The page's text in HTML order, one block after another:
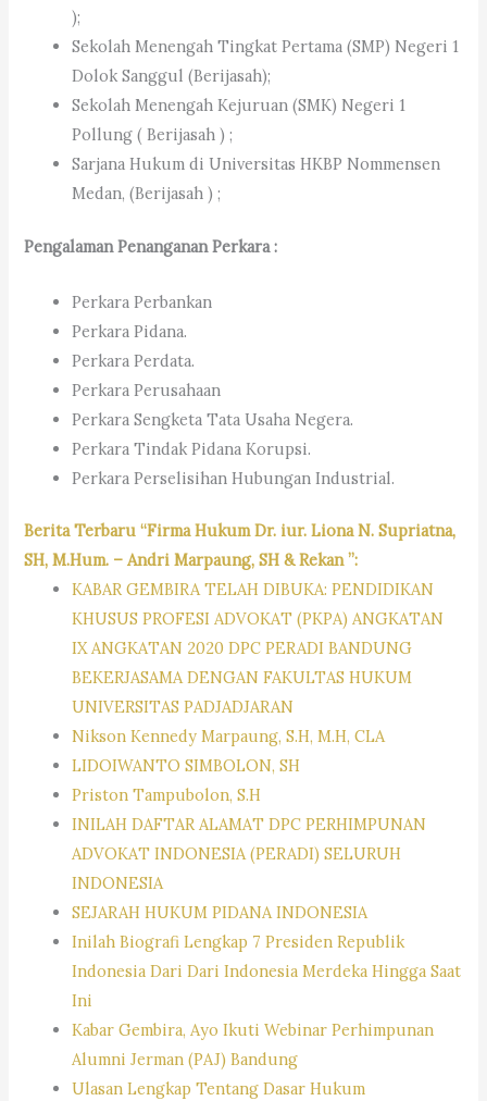
);
Sekolah Menengah Tingkat Pertama (SMP) Negeri 1
Dolok Sanggul (Berijasah);
Sekolah Menengah Kejuruan (SMK) Negeri 1
Pollung ( Berijasah ) ;
Sarjana Hukum di Universitas HKBP Nommensen
Medan, (Berijasah ) ;
Pengalaman Penanganan Perkara :
Perkara Perbankan
Perkara Pidana.
Perkara Perdata.
Perkara Perusahaan
Perkara Sengketa Tata Usaha Negera.
Perkara Tindak Pidana Korupsi.
Perkara Perselisihan Hubungan Industrial.
Berita Terbaru “Firma Hukum Dr. iur. Liona N. Supriatna,
SH, M.Hum. – Andri Marpaung, SH & Rekan ”:
KABAR GEMBIRA TELAH DIBUKA: PENDIDIKAN
KHUSUS PROFESI ADVOKAT (PKPA) ANGKATAN
IX ANGKATAN 2020 DPC PERADI BANDUNG
BEKERJASAMA DENGAN FAKULTAS HUKUM
UNIVERSITAS PADJADJARAN
Nikson Kennedy Marpaung, S.H, M.H, CLA
LIDOIWANTO SIMBOLON, SH
Priston Tampubolon, S.H
INILAH DAFTAR ALAMAT DPC PERHIMPUNAN
ADVOKAT INDONESIA (PERADI) SELURUH
INDONESIA
SEJARAH HUKUM PIDANA INDONESIA
Inilah Biografi Lengkap 7 Presiden Republik
Indonesia Dari Dari Indonesia Merdeka Hingga Saat
Ini
Kabar Gembira, Ayo Ikuti Webinar Perhimpunan
Alumni Jerman (PAJ) Bandung
Ulasan Lengkap Tentang Dasar Hukum